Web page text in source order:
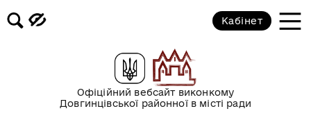
Офіційний вебсайт виконкому
Довгинцівської районної в місті ради
Кабінет
2017 рік
2015 рік